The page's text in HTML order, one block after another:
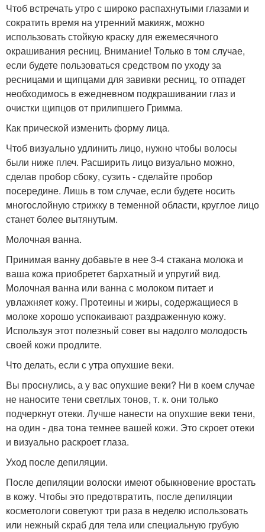
Чтоб встречать утро с широко распахнутыми глазами и
сократить время на утренний макияж, можно
использовать стойкую краску для ежемесячного
окрашивания ресниц. Внимание! Только в том случае,
если будете пользоваться средством по уходу за
ресницами и щипцами для завивки ресниц, то отпадет
необходимось в ежедневном подкрашивании глаз и
очистки щипцов от прилипшего Гримма.
Как прической изменить форму лица.
Чтоб визуально удлинить лицо, нужно чтобы волосы
были ниже плеч. Расширить лицо визуально можно,
сделав пробор сбоку, сузить - сделайте пробор
посередине. Лишь в том случае, если будете носить
многослойную стрижку в теменной области, круглое лицо
станет более вытянутым.
Молочная ванна.
Принимая ванну добавьте в нее 3-4 стакана молока и
ваша кожа приобретет бархатный и упругий вид.
Молочная ванна или ванна с молоком питает и
увлажняет кожу. Протеины и жиры, содержащиеся в
молоке хорошо успокаивают раздраженную кожу.
Используя этот полезный совет вы надолго молодость
своей кожи продлите.
Что делать, если с утра опухшие веки.
Вы проснулись, а у вас опухшие веки? Ни в коем случае
не наносите тени светлых тонов, т. к. они только
подчеркнут отеки. Лучше нанести на опухшие веки тени,
на один - два тона темнее вашей кожи. Это скроет отеки
и визуально раскроет глаза.
Уход после депиляции.
После депиляции волоски имеют обыкновение вростать
в кожу. Чтобы это предотвратить, после депиляции
косметологи советуют три раза в неделю использовать
или нежный скраб для тела или специальную грубую